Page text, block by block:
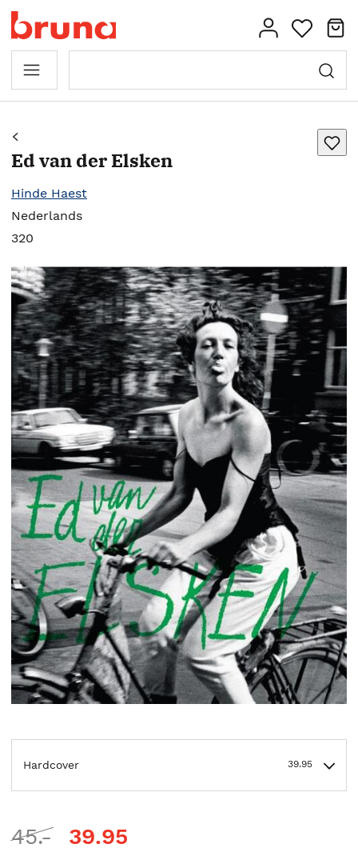
Ed van der Elsken
Hinde Haest
Nederlands
320
Hardcover 39.95
45.- 39.95